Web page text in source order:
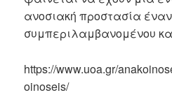
ανοσιακή προστασία
συμπεριλαμβανομένου
https://www.uoa.gr/
oinoseis/